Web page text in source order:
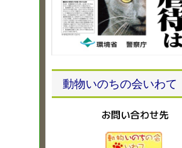
動物いのちの会いわて
お問い合わせ先